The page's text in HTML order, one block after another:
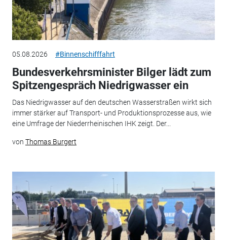
05.08.2026 #Binnenschifffahrt
Bundesverkehrsminister Bilger lädt zum
Spitzengespräch Niedrigwasser ein
Das Niedrigwasser auf den deutschen Wasserstraßen wirkt sich
immer stärker auf Transport- und Produktionsprozesse aus, wie
eine Umfrage der Niederrheinischen IHK zeigt. Der...
von Thomas Burgert